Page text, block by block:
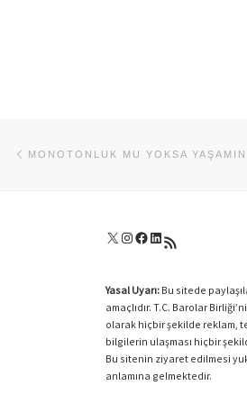
Yazı dolaşımı
MONOTONLUK MU YOKSA
X Instagram
Facebook
LinkedIn
RSS akışı
Yasal Uyarı: Bu sitede
amaçlıdır. T.C. Barolar
olarak hiçbir şekilde reklam,
bilgilerin ulaşması hiçbir
Bu sitenin ziyaret edilmesi
anlamına gelmektedir.